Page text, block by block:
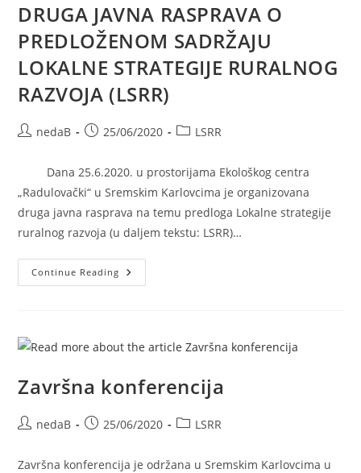
DRUGA JAVNA RASPRAVA O
PREDLOŽENOM SADRŽAJU
LOKALNE STRATEGIJE RURALNOG
RAZVOJA (LSRR)
nedaB 25/06/2020 LSRR
Dana 25.6.2020. u prostorijama Ekološkog centra
„Radulovački“ u Sremskim Karlovcima je organizovana
druga javna rasprava na temu predloga Lokalne strategije
ruralnog razvoja (u daljem tekstu: LSRR)…
Continue Reading
Završna konferencija
nedaB 25/06/2020 LSRR
Završna konferencija je održana u Sremskim Karlovcima u